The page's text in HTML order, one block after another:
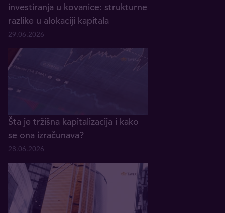
investiranja u kovanice: strukturne
razlike u alokaciji kapitala
29.06.2026
Šta je tržišna kapitalizacija i kako
se ona izračunava?
28.06.2026